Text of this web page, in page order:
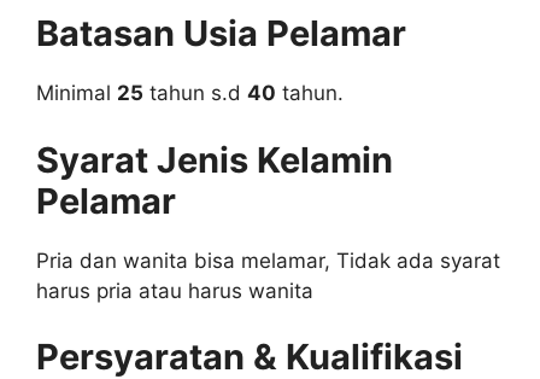
Batasan Usia Pelamar
Minimal 25 tahun s.d 40 tahun.
Syarat Jenis Kelamin
Pelamar
Pria dan wanita bisa melamar, Tidak ada syarat
harus pria atau harus wanita
Persyaratan & Kualifikasi